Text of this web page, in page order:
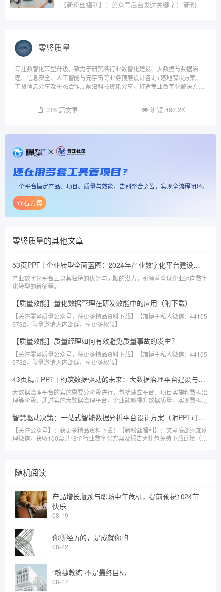
【新粉丝福利】：公众号后台发送关键字：“新粉丝福利”，自动获取100套共18个行业数字化方案及报告大礼包免费下
零竖质量
专注数智化转型升级，致力于研究各行业数智化建设、大数据与数据治
理、信息安全、人工智能与元宇宙等业务顶层设计咨询+落地解决方案、
干货信息分享及生态合作....前沿科技资讯分享，打造专业数字化解决方案
316 篇文章 浏览 497.2K
还在用多套工具管项目？
一个平台搞定产品、项目、质量与效能，告别整合之苦，实现全流程闭环。
查看方案
零竖质量的其他文章
53页PPT | 企业转型全面蓝图：2024年产业数字化平台建设方案（附下载）
产业数字化平台正以其独特的优势与无限的潜力，引领着全球企业迈向数字
化转型的新征程。
【质量效能】量化数据管理在研发效能中的应用（附下载）
【关注零竖质量公众号，获更多精品资料下载】【加博主私人微信：44105
9732，限量邀请入内部群，享更多权益】
【质量效能】质量经理如何有效避免质量事故的发生？
【关注零竖质量公众号，获更多精品资料下载】【加博主私人微信：44105
9732，限量邀请入内部群，享更多权益】
43页精品PPT | 构筑数据驱动的未来：大数据治理平台建设与应用解决方案（附下载）
大数据治理平台的实施需要分阶段进行，包括建立平台、项目实施和数据治
理等阶段。通过实施大数据治理平台，企业能够提升数据质量，实现数据的
智慧驱动决策：一站式智能数据分析平台设计方案（附PPT可编辑下载链接）
【关注公众号】：获更多精品资料下载！【新粉丝福利】：文章底部添加助
理微信，获取100套共18个行业数字化方案及报告大礼包免费下载链接（20
随机阅读
产品增长瓶颈与职场中年危机，提前预祝1024节
快乐
08-19
你所经历的，是成就你的
08-22
“敏捷教练”不是最终目标
08-17